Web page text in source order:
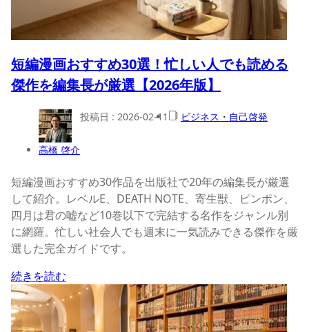
短編漫画おすすめ30選！忙しい人でも読める
傑作を編集長が厳選【2026年版】
高橋 啓介
投稿日 : 2026-02-11 ビジネス・自己啓発
短編漫画おすすめ30作品を出版社で20年の編集長が厳選
して紹介。レベルE、DEATH NOTE、寄生獣、ピンポン、
四月は君の嘘など10巻以下で完結する名作をジャンル別
に網羅。忙しい社会人でも週末に一気読みできる傑作を厳
選した完全ガイドです。
続きを読む